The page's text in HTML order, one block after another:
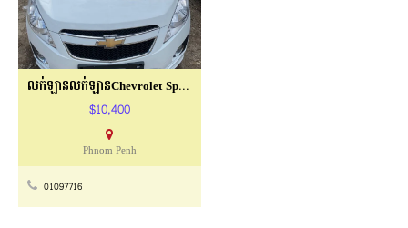
លក់ឡានលក់ឡានChevrolet Spark 2011 Full Option
$10,400
Phnom Penh
01097716